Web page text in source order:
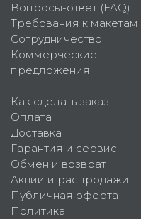
Вопросы-ответ (FAQ)
Требования к макетам
Сотрудничество
Коммерческие
предложения
Как сделать заказ
Оплата
Доставка
Гарантия и сервис
Обмен и возврат
Акции и распродажи
Публичная оферта
Политика